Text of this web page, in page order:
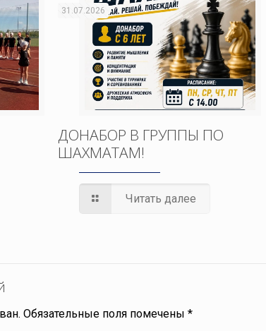
31.07.2026
ДОНАБОР В ГРУППЫ ПО
ШАХМАТАМ!
Читать далее
Обязательные поля помечены*